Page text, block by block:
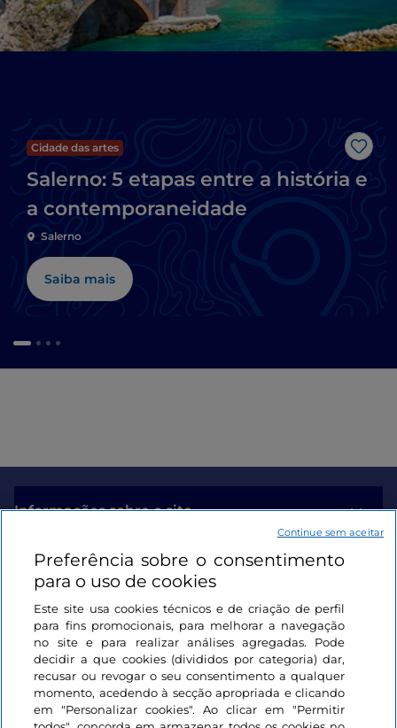
Cidade das artes
Salerno: 5 etapas entre a história e
a contemporaneidade
Salerno
Saiba mais
Informações sobre o site
Ligações úteis
Iniciar sessão
Mantenha-se em contacto
Preferência sobre o consentimento
para o uso de cookies
Este site usa cookies técnicos e de criação de perfil
para fins promocionais, para melhorar a navegação
no site e para realizar análises agregadas. Pode
decidir a que cookies (divididos por categoria) dar,
recusar ou revogar o seu consentimento a qualquer
momento, acedendo à secção apropriada e clicando
em "Personalizar cookies". Ao clicar em "Permitir
Continue sem aceitar